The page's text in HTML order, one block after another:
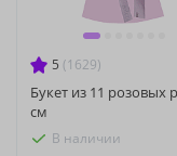
5 (1629)
Букет из 11 розовых
см
В наличии